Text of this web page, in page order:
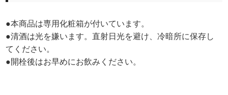
●本商品は専用化粧箱が付いています。
●清酒は光を嫌います。直射日光を避け、冷暗所に保存し
てください。
●開栓後はお早めにお飲みください。